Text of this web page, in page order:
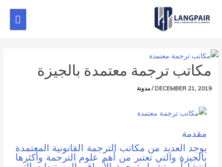
مكاتب ترجمة معتمدة بالجيزة
DECEMBER 21, 2019
/مدونة
مقدمة
يوجد العديد من مكاتب الترجمة القانونية المعتمدة
بالجيزة والتي تعتبر من أهم علوم الترجمة وأكثرها